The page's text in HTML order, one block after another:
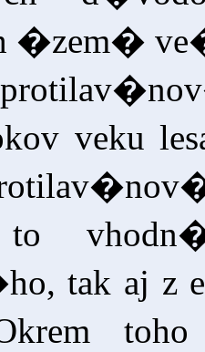
�zem�
veku
tak aj z